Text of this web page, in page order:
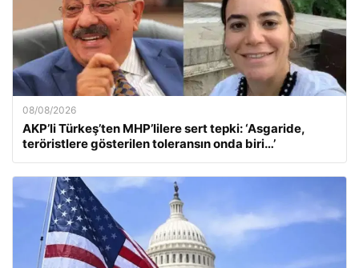
08/08/2026
AKP’li Türkeş’ten MHP’lilere sert tepki: ‘Asgaride,
teröristlere gösterilen toleransın onda biri…’